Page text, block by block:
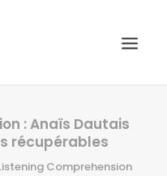
: Anaïs Dautais
récupérables
Comprehension